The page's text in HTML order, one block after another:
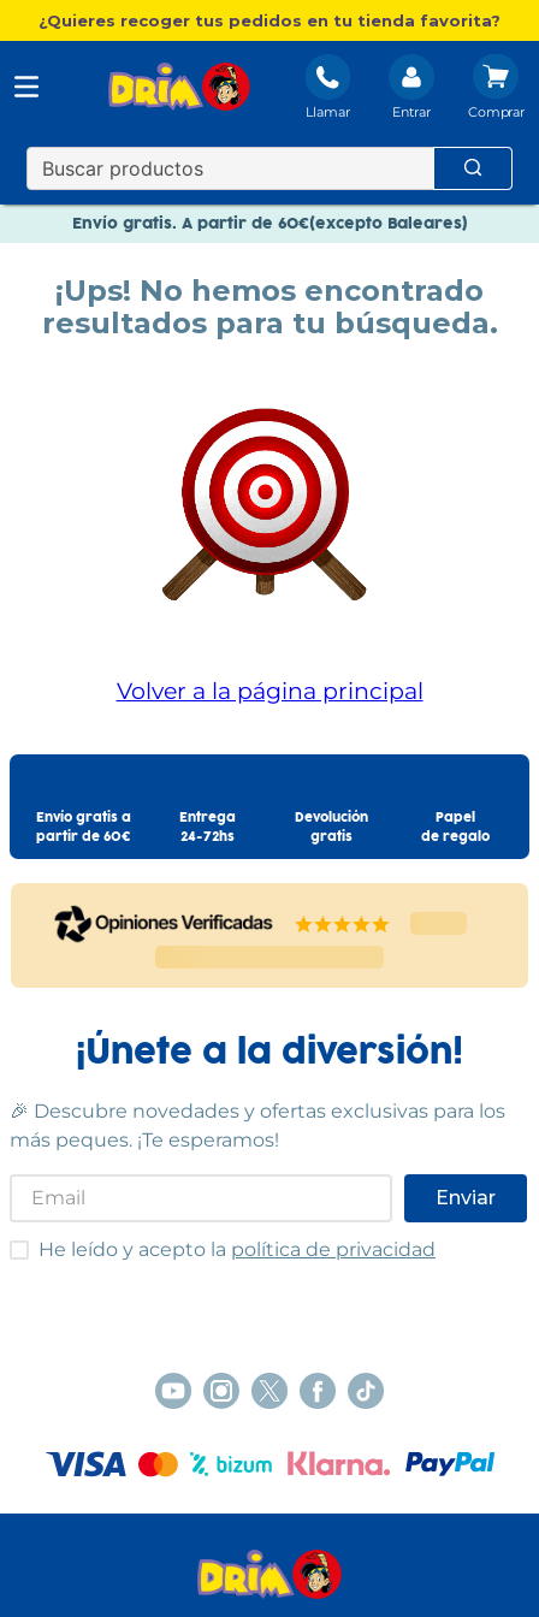
¿Quieres recoger tus pedidos en tu tienda favorita?
Llamar Entrar
Envío gratis. A partir de 60€(excepto Baleares)
Nuevo catálogo Aire Libre
Paga en 3 plazos sin intereses
¡Ups! No hemos encontrado
resultados para tu búsqueda.
Volver a la página principal
Envío gratis a
partir de 60€
Entrega
24-72hs
Devolución
gratis
Papel
de regalo
¡Únete a la diversión!
🎉 Descubre novedades y ofertas exclusivas para los
más peques. ¡Te esperamos!
Enviar
He leído y acepto las condiciones
He leído y acepto la política de privacidad